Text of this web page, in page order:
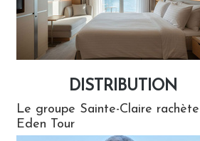
DISTRIBUTION
Le groupe Sainte-Claire rachète
Eden Tour